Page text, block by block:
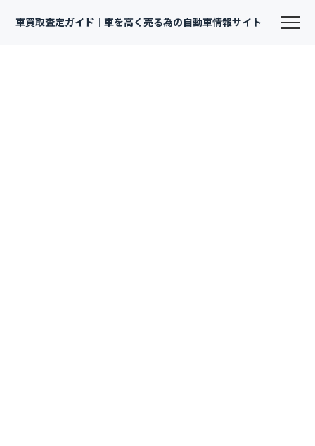
車買取査定ガイド｜車を高く売る為の自動車情報サイト